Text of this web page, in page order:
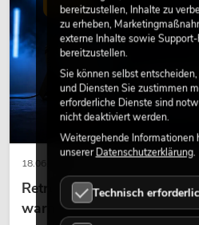
18.06.2026
Retro-Licht im modernen
warmes Licht wieder wirkt
bereitzustellen, Inhalte zu
zu erheben,
externe Inhalte sowie
bereitzustellen.
Sie können selbst
und Diensten Sie zustimmen
erforderliche Dienste sind
nicht deaktiviert werden.
Weitergehende Informationen
unsererDatenschutzerklärung.
Technisch